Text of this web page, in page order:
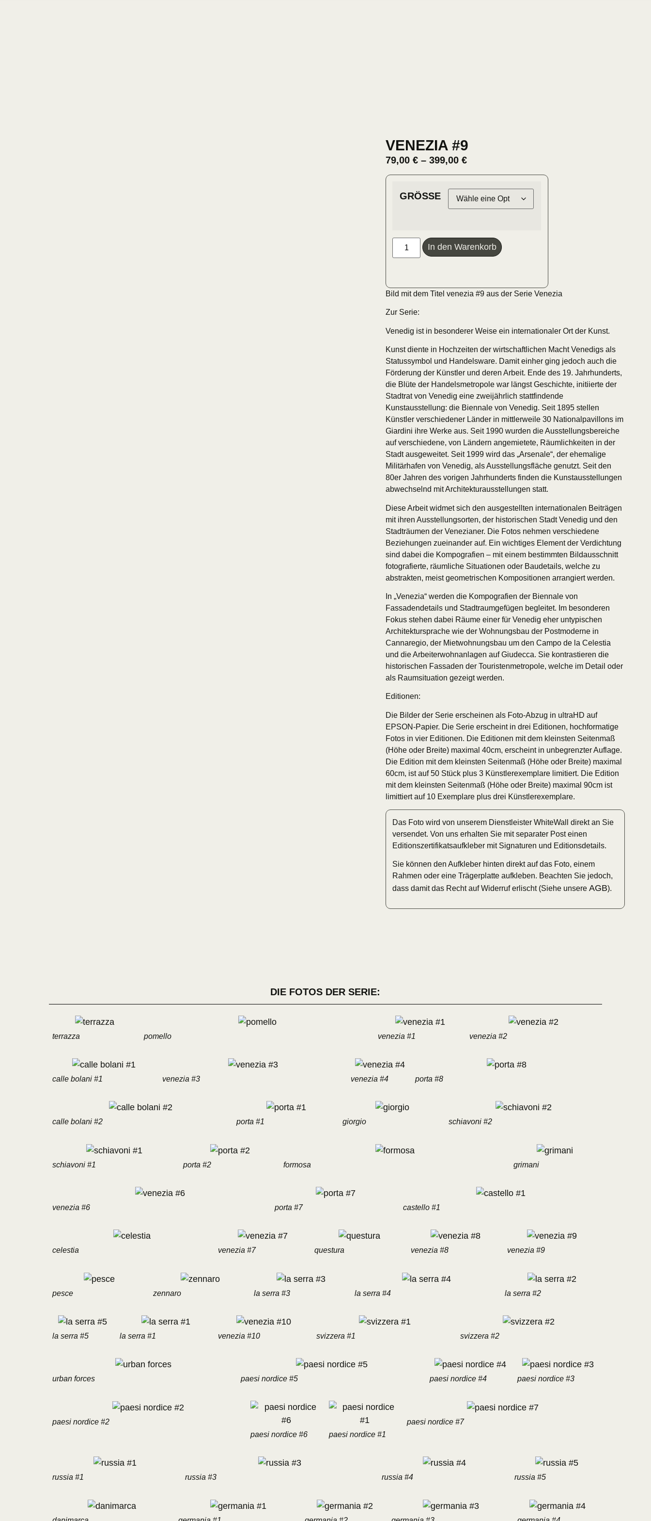
VENEZIA #9
79,00 €– 399,00 €
GRÖSSE
In den Warenkorb
Bild mit dem Titel venezia #9 aus der Serie Venezia
Zur Serie:
Venedig ist in besonderer Weise ein internationaler Ort der Kunst.
Kunst diente in Hochzeiten der wirtschaftlichen Macht Venedigs als
Statussymbol und Handelsware. Damit einher ging jedoch auch die
Förderung der Künstler und deren Arbeit. Ende des 19. Jahrhunderts,
die Blüte der Handelsmetropole war längst Geschichte, initiierte der
Stadtrat von Venedig eine zweijährlich stattfindende
Kunstausstellung: die Biennale von Venedig. Seit 1895 stellen
Künstler verschiedener Länder in mittlerweile 30 Nationalpavillons im
Giardini ihre Werke aus. Seit 1990 wurden die Ausstellungsbereiche
auf verschiedene, von Ländern angemietete, Räumlichkeiten in der
Stadt ausgeweitet. Seit 1999 wird das „Arsenale“, der ehemalige
Militärhafen von Venedig, als Ausstellungsfläche genutzt. Seit den
80er Jahren des vorigen Jahrhunderts finden die Kunstausstellungen
abwechselnd mit Architekturausstellungen statt.
Diese Arbeit widmet sich den ausgestellten internationalen Beiträgen
mit ihren Ausstellungsorten, der historischen Stadt Venedig und den
Stadträumen der Venezianer. Die Fotos nehmen verschiedene
Beziehungen zueinander auf. Ein wichtiges Element der Verdichtung
sind dabei die Kompografien – mit einem bestimmten Bildausschnitt
fotografierte, räumliche Situationen oder Baudetails, welche zu
abstrakten, meist geometrischen Kompositionen arrangiert werden.
In „Venezia“ werden die Kompografien der Biennale von
Fassadendetails und Stadtraumgefügen begleitet. Im besonderen
Fokus stehen dabei Räume einer für Venedig eher untypischen
Architektursprache wie der Wohnungsbau der Postmoderne in
Cannaregio, der Mietwohnungsbau um den Campo de la Celestia
und die Arbeiterwohnanlagen auf Giudecca. Sie kontrastieren die
historischen Fassaden der Touristenmetropole, welche im Detail oder
als Raumsituation gezeigt werden.
Editionen:
Die Bilder der Serie erscheinen als Foto-Abzug in ultraHD auf
EPSON-Papier. Die Serie erscheint in drei Editionen, hochformatige
Fotos in vier Editionen. Die Editionen mit dem kleinsten Seitenmaß
(Höhe oder Breite) maximal 40cm, erscheint in unbegrenzter Auflage.
Die Edition mit dem kleinsten Seitenmaß (Höhe oder Breite) maximal
60cm, ist auf 50 Stück plus 3 Künstlerexemplare limitiert. Die Edition
mit dem kleinsten Seitenmaß (Höhe oder Breite) maximal 90cm ist
limittiert auf 10 Exemplare plus drei Künstlerexemplare.
Das Foto wird von unserem Dienstleister WhiteWall direkt an Sie
versendet. Von uns erhalten Sie mit separater Post einen
Editionszertifikatsaufkleber mit Signaturen und Editionsdetails.
Sie können den Aufkleber hinten direkt auf das Foto, einem
Rahmen oder eine Trägerplatte aufkleben. Beachten Sie jedoch,
dass damit das Recht auf Widerruf erlischt (Siehe unsereAGB).
DIE FOTOS DER SERIE:
terrazza pomello venezia #1 venezia #2
calle bolani #1 venezia #3 venezia #4 porta #8
calle bolani #2 porta #1 giorgio schiavoni #2
schiavoni #1 porta #2 formosa grimani
venezia #6 porta #7 castello #1
celestia venezia #7 questura venezia #8 venezia #9
pesce zennaro la serra #3 la serra #4 la serra #2
la serra #5 la serra #1 venezia #10 svizzera #1 svizzera #2
urban forces paesi nordice #5 paesi nordice #4 paesi nordice #3
paesi nordice #2
paesi nordice #6
paesi nordice #1
paesi nordice #7
russia #1 russia #3 russia #4 russia #5